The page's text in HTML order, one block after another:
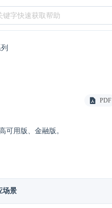
PDF
可用版、金融版。
场景